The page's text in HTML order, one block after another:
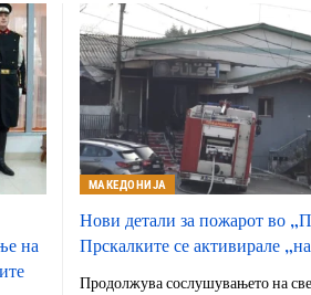
на
МАКЕДОНИЈА
Нови детали за пожарот во
Прскалките се активирале
Продолжува сослушувањето на